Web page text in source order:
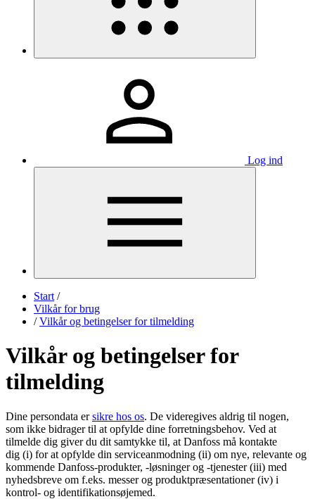
Log ind
Start /
Vilkår for brug
/ Vilkår og betingelser for tilmelding
Vilkår og betingelser for
tilmelding
Dine persondata ersikre hos os. De videregives aldrig til nogen,
som ikke bidrager til at opfylde dine forretningsbehov. Ved at
tilmelde dig giver du dit samtykke til, at Danfoss må kontakte
dig (i) for at opfylde din serviceanmodning (ii) om nye, relevante og
kommende Danfoss-produkter, -løsninger og -tjenester (iii) med
nyhedsbreve om f.eks. messer og produktpræsentationer (iv) i
kontrol- og identifikationsøjemed.